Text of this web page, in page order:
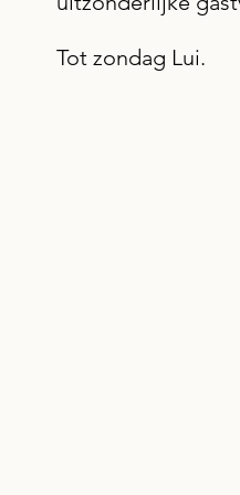
Tot zondag Lui.